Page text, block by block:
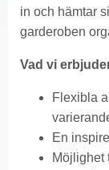
in och hämtar
garderoben
Vad vi
Flexibla
En
Möjlighet